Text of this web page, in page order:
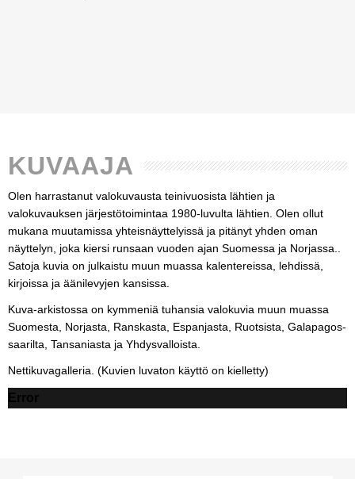
KUVAAJA
Olen harrastanut valokuvausta teinivuosista lähtien ja
valokuvauksen järjestötoimintaa 1980-luvulta lähtien. Olen ollut
mukana muutamissa yhteisnäyttelyissä ja pitänyt yhden oman
näyttelyn, joka kiersi runsaan vuoden ajan Suomessa ja Norjassa..
Satoja kuvia on julkaistu muun muassa kalentereissa, lehdissä,
kirjoissa ja äänilevyjen kansissa.
Kuva-arkistossa on kymmeniä tuhansia valokuvia muun muassa
Suomesta, Norjasta, Ranskasta, Espanjasta, Ruotsista, Galapagos-
saarilta, Tansaniasta ja Yhdysvalloista.
Nettikuvagalleria. (Kuvien luvaton käyttö on kielletty)
Error